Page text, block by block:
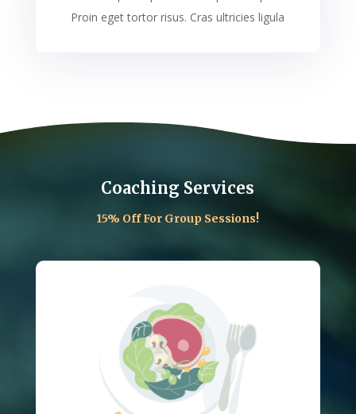
Proin eget tortor risus. Cras ultricies ligula
Coaching Services
15% Off For Group Sessions!